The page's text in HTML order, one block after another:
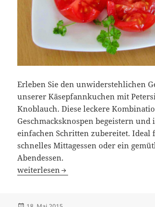
Erleben Sie den unwiderstehlichen
unserer Käsepfannkuchen mit
Knoblauch. Diese leckere
Geschmacksknospen begeistern und
einfachen Schritten zubereitet. Ideal
schnelles Mittagessen oder ein
Abendessen.
Käsepfannkuchen mit Petersilie –
weiterlesen